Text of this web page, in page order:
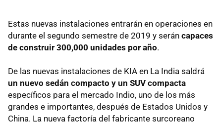
Estas nuevas instalaciones entrarán en operaciones en
durante el segundo semestre de 2019 y serán capaces
de construir 300,000 unidades por año.
De las nuevas instalaciones de KIA en La India saldrá
un nuevo sedán compacto y un SUV compacta
específicos para el mercado Indio, uno de los más
grandes e importantes, después de Estados Unidos y
China. La nueva factoría del fabricante surcoreano